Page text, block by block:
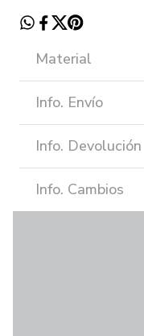
Material
Info. Envío
Info. Devolución
Info. Cambios